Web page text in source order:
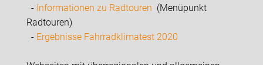
- Informationen zu Radtouren (Menüpunkt
Radtouren)
- Ergebnisse Fahrradklimatest 2020